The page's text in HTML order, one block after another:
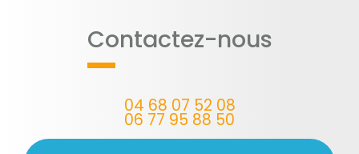
Contactez-nous
04 68 07 52 08
06 77 95 88 50